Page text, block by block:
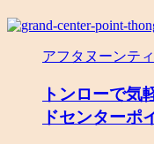
アフタヌーンテ
トンローで気
ドセンターポ